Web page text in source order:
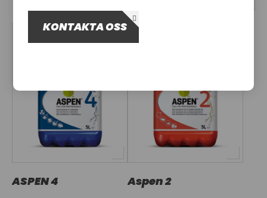
ASPEN 4 Aspen 2
KONTAKTA OSS